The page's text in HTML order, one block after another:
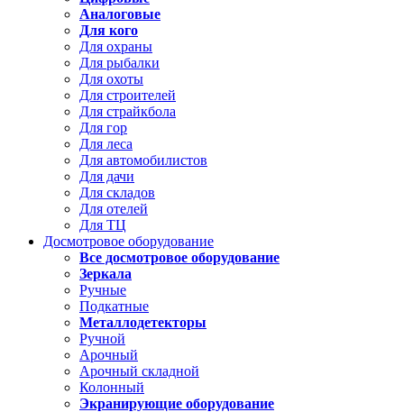
Аналоговые
Для кого
Для охраны
Для рыбалки
Для охоты
Для строителей
Для страйкбола
Для гор
Для леса
Для автомобилистов
Для дачи
Для складов
Для отелей
Для ТЦ
Досмотровое оборудование
Все досмотровое оборудование
Зеркала
Ручные
Подкатные
Металлодетекторы
Ручной
Арочный
Арочный складной
Колонный
Экранирующие оборудование